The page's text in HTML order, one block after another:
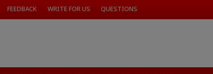
FEEDBACK WRITE FOR US QUESTIONS